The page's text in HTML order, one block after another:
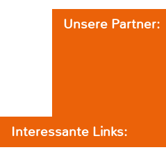
Unsere Partner:
Interessante Links: